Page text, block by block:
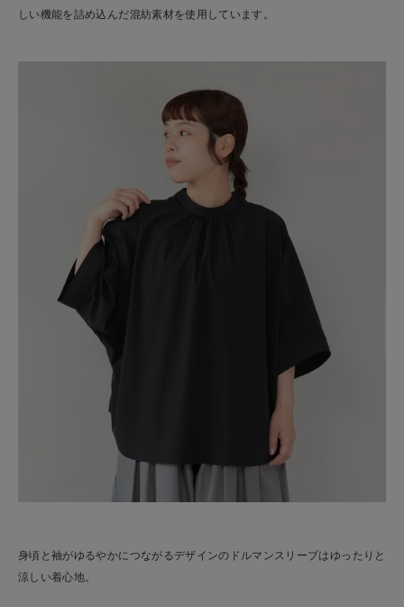
しい機能を詰め込んだ混紡素材を使用しています。
身頃と袖がゆるやかにつながるデザインのドルマンスリーブはゆったりと
涼しい着心地。